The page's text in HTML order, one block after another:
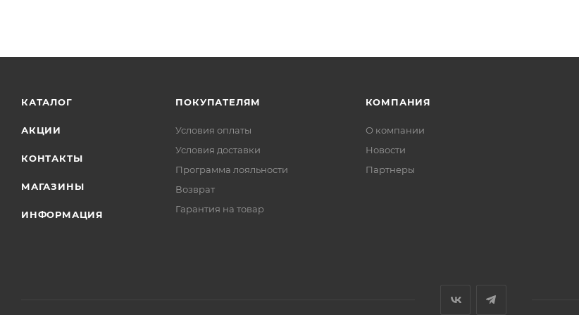
КАТАЛОГ
АКЦИИ
КОНТАКТЫ
МАГАЗИНЫ
ИНФОРМАЦИЯ
ПОКУПАТЕЛЯМ
Условия оплаты
Условия доставки
Программа лояльности
Возврат
Гарантия на товар
КОМПАНИЯ
О компании
Новости
Партнеры